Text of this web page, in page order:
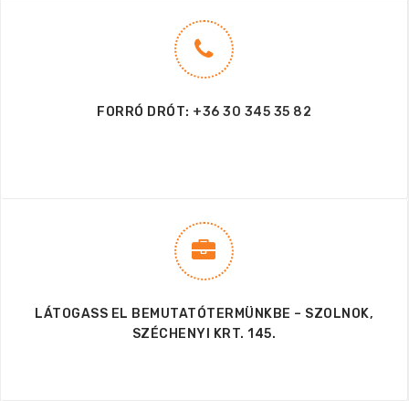
FORRÓ DRÓT: +36 30 345 35 82
LÁTOGASS EL BEMUTATÓTERMÜNKBE – SZOLNOK,
SZÉCHENYI KRT. 145.